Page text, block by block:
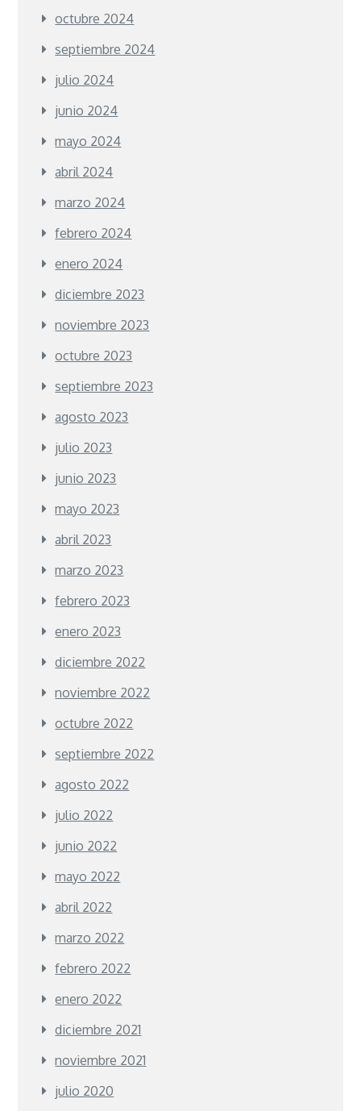
octubre 2024
septiembre 2024
julio 2024
junio 2024
mayo 2024
abril 2024
marzo 2024
febrero 2024
enero 2024
diciembre 2023
noviembre 2023
octubre 2023
septiembre 2023
agosto 2023
julio 2023
junio 2023
mayo 2023
abril 2023
marzo 2023
febrero 2023
enero 2023
diciembre 2022
noviembre 2022
octubre 2022
septiembre 2022
agosto 2022
julio 2022
junio 2022
mayo 2022
abril 2022
marzo 2022
febrero 2022
enero 2022
diciembre 2021
noviembre 2021
julio 2020